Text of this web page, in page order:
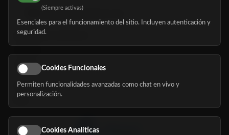
hola@mundomayor.com
Buscador de residencias
Eventos
Nosotros
(Siempre activas)
Esenciales para el funcionamiento del sitio. Incluyen autenticación y
seguridad.
Cookies Funcionales
Permiten funcionalidades avanzadas como chat en vivo y
personalización.
Cookies Analíticas